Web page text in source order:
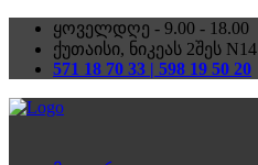
ყოველდღე - 9.00 - 18.00
ქუთაისი, ნიკეას 2შეს N14
571 18 70 33 | 598 19 50 20